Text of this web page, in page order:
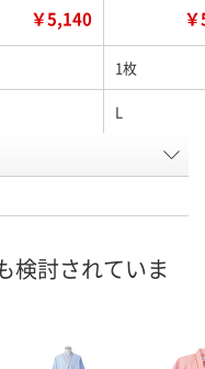
￥5,140
1枚
L
グレー サーモン×
検討されていま